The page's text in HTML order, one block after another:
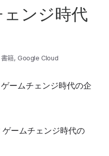
ンジ時代
書籍, Google Cloud
ームチェンジ時代の企
ームチェンジ時代の